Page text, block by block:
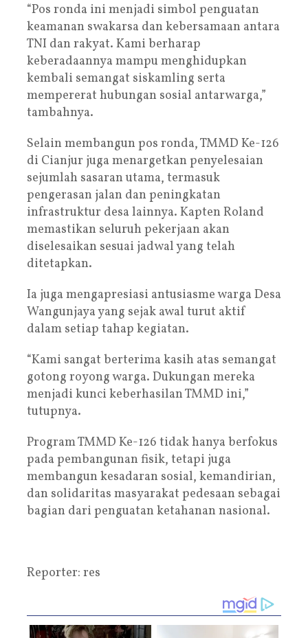
“Pos ronda ini menjadi simbol penguatan
keamanan swakarsa dan kebersamaan antara
TNI dan rakyat. Kami berharap
keberadaannya mampu menghidupkan
kembali semangat siskamling serta
mempererat hubungan sosial antarwarga,”
tambahnya.
Selain membangun pos ronda, TMMD Ke-126
di Cianjur juga menargetkan penyelesaian
sejumlah sasaran utama, termasuk
pengerasan jalan dan peningkatan
infrastruktur desa lainnya. Kapten Roland
memastikan seluruh pekerjaan akan
diselesaikan sesuai jadwal yang telah
ditetapkan.
Ia juga mengapresiasi antusiasme warga Desa
Wangunjaya yang sejak awal turut aktif
dalam setiap tahap kegiatan.
“Kami sangat berterima kasih atas semangat
gotong royong warga. Dukungan mereka
menjadi kunci keberhasilan TMMD ini,”
tutupnya.
Program TMMD Ke-126 tidak hanya berfokus
pada pembangunan fisik, tetapi juga
membangun kesadaran sosial, kemandirian,
dan solidaritas masyarakat pedesaan sebagai
bagian dari penguatan ketahanan nasional.
Reporter: res